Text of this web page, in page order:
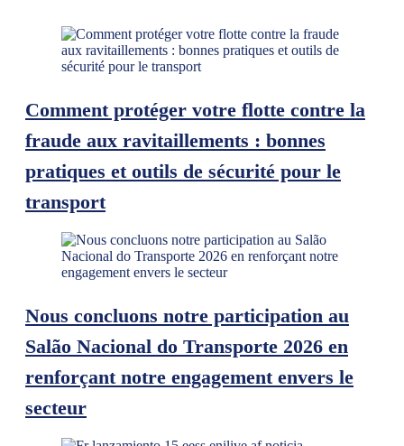
Comment protéger votre flotte contre la
fraude aux ravitaillements : bonnes
pratiques et outils de sécurité pour le
transport
Nous concluons notre participation au
Salão Nacional do Transporte 2026 en
renforçant notre engagement envers le
secteur